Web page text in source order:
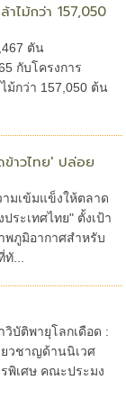
ไม้กว่า 157,050
ตัน
กับโครงการ
ม้กว่า 157,050 ต้น
ข้าวไทย' ปล่อย
ามเข้มแข็งให้ตลาด
ระเทศไทย" ตั้งเป้า
ภูมิอากาศสำหรับ
...
วิบัติพายุโลกเดือด :
วชาญด้านนิเวศ
พิเศษ คณะประมง